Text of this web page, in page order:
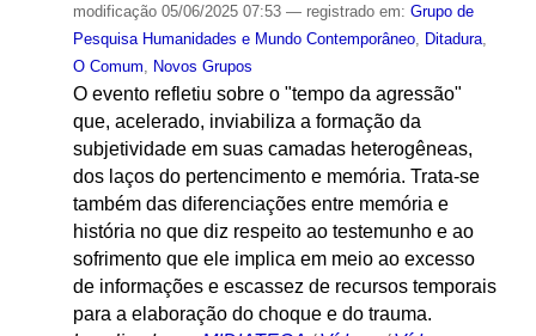
modificação05/06/2025 07:53 — registrado em: Grupo de
Pesquisa Humanidades e Mundo Contemporâneo, Ditadura,
O Comum
Novos Grupos
O evento refletiu sobre o "tempo da agressão"
que, acelerado, inviabiliza a formação da
subjetividade em suas camadas heterogêneas,
dos laços do pertencimento e memória. Trata-se
também das diferenciações entre memória e
história no que diz respeito ao testemunho e ao
sofrimento que ele implica em meio ao excesso
de informações e escassez de recursos temporais
para a elaboração do choque e do trauma.